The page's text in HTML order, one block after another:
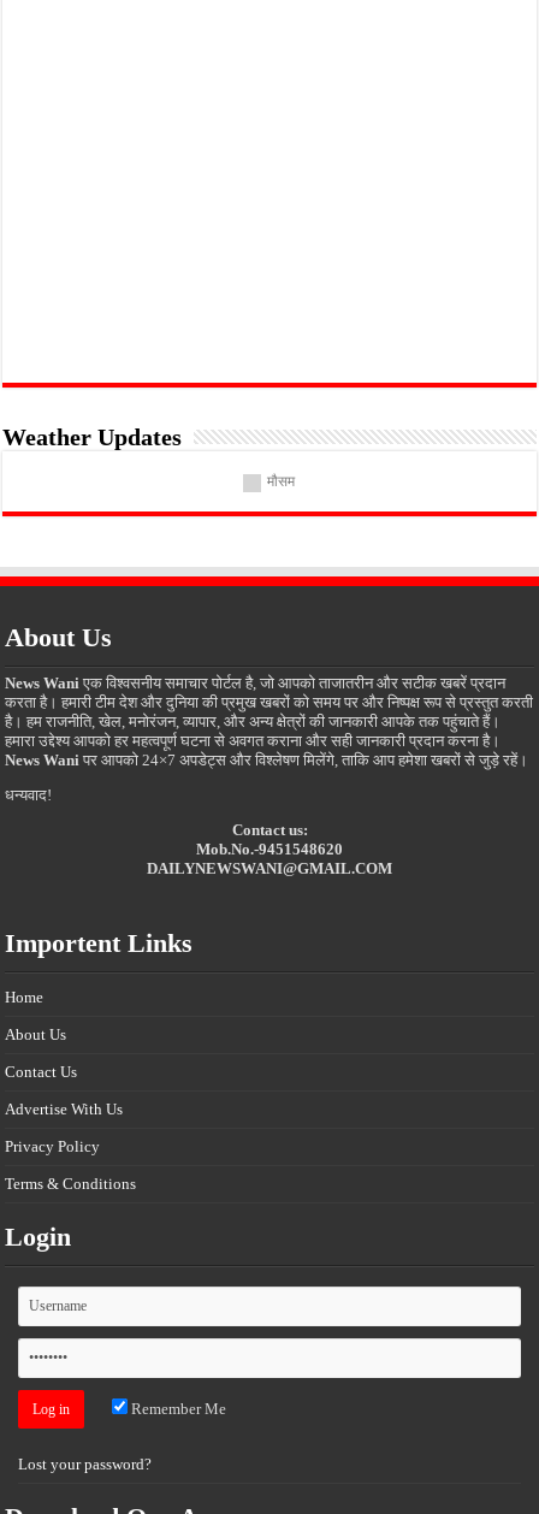
Weather Updates
मौसम
About Us
News Wani एक विश्वसनीय समाचार पोर्टल है, जो आपको ताजातरीन और सटीक खबरें प्रदान
करता है। हमारी टीम देश और दुनिया की प्रमुख खबरों को समय पर और निष्पक्ष रूप से प्रस्तुत करती
है। हम राजनीति, खेल, मनोरंजन, व्यापार, और अन्य क्षेत्रों की जानकारी आपके तक पहुंचाते हैं।
हमारा उद्देश्य आपको हर महत्वपूर्ण घटना से अवगत कराना और सही जानकारी प्रदान करना है।
News Wani पर आपको 24×7 अपडेट्स और विश्लेषण मिलेंगे, ताकि आप हमेशा खबरों से जुड़े रहें।
धन्यवाद!
Contact us:
Mob.No.-9451548620
DAILYNEWSWANI@GMAIL.COM
Importent Links
Home
About Us
Contact Us
Advertise With Us
Privacy Policy
Terms & Conditions
Login
Remember Me
Lost your password?